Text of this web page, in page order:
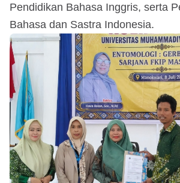
Pendidikan Bahasa Inggris, serta
Bahasa dan Sastra Indonesia.